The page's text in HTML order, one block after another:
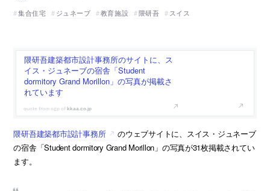
集合住宅
ジュネーブ 教育施設 隈研吾 スイス
隈研吾建築都市設計事務所のサイトに、ス
イス・ジュネーブの宿舎「Student
dormitory Grand Morillon」の写真が掲載さ
れています
kkaa.co.jp
隈研吾建築都市設計事務所
のウェブサイトに、スイス・ジュネーブ
の宿舎「Student dormitory Grand Morillon」の写真が31枚掲載されてい
ます。